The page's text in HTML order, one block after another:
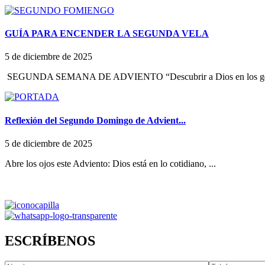
GUÍA PARA ENCENDER LA SEGUNDA VELA
5 de diciembre de 2025
SEGUNDA SEMANA DE ADVIENTO “Descubrir a Dios en los
Reflexión del Segundo Domingo de Advient...
5 de diciembre de 2025
Abre los ojos este Adviento: Dios está en lo cotidiano, ...
ESCRÍBENOS